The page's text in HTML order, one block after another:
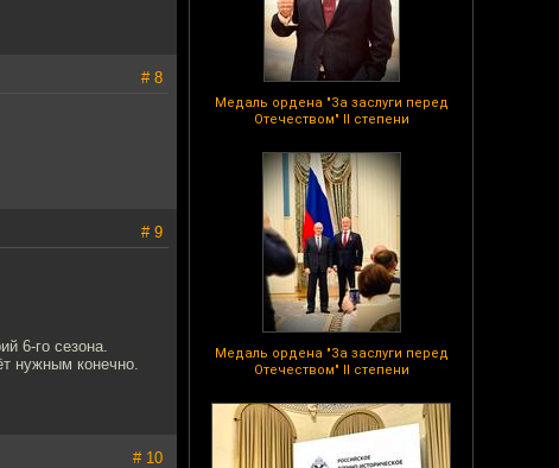
Медаль ордена "За заслуги перед
Отечеством" II степени
Медаль ордена "За заслуги перед
Отечеством" II степени
# 8
# 9
6-го сезона.
нужным конечно.
# 10